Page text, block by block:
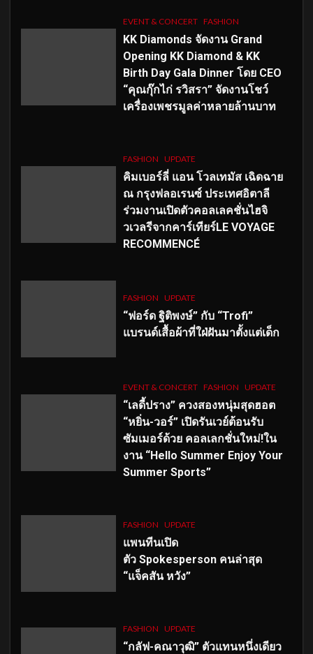
EVENT & CONCERT FASHION
KK Diamonds จัดงาน Grand
Opening KK Diamond & KK
Birth Day Gala Dinner โดย CEO
“คุณกุ๊กไก่ รวิสรา” จัดงานโชว์
เครื่องเพชรมูลค่าหลายล้านบาท
FASHION UPDATE
คิมเบอร์ลี่ แอน โวลเทมัส เฉิดฉาย
ณ กรุงฟลอเรนซ์ ประเทศอิตาลี
ร่วมงานเปิดตัวคอลเลคชั่นไฮจิ
วเวลรีจากคาร์เทียร์LE VOYAGE
RECOMMENCÉ
FASHION UPDATE
“ฟอร์ด ฐิติพงษ์” กับ “Trofi”
แบรนด์เสื้อผ้าที่ใฝ่ฝันมาตั้งแต่เด็ก
EVENT & CONCERT FASHION UPDATE
“เลดี้ปราง” ควงสองหนุ่มสุดฮอต
“หยิ่น-วอร์” เปิดรันเวย์ต้อนรับ
ซัมเมอร์ด้วย คอลเลกชั่นใหม่!ใน
งาน “Hello Summer Enjoy Your
Summer Sports”
FASHION UPDATE
แพนทีนเปิด
ตัว Spokesperson คนล่าสุด
“แจ็คสัน หวัง”
FASHION UPDATE
“กลัฟ-คณาวุฒิ” ตัวแทนหนึ่งเดียว